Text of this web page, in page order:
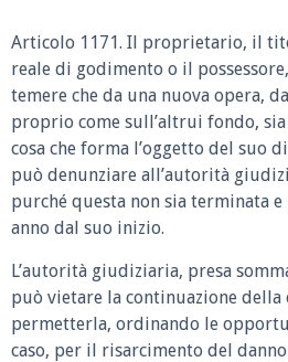
Articolo 1171. Il proprietario, il
reale di godimento o il
temere che da una nuova opera,
proprio come sull’altrui fondo,
cosa che forma l’oggetto del suo
può denunziare all’autorità
purché questa non sia terminata
anno dal suo inizio.
L’autorità giudiziaria, presa
può vietare la continuazione della
permetterla, ordinando le
caso, per il risarcimento del